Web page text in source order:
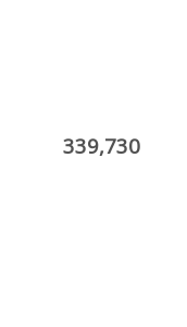
339,730